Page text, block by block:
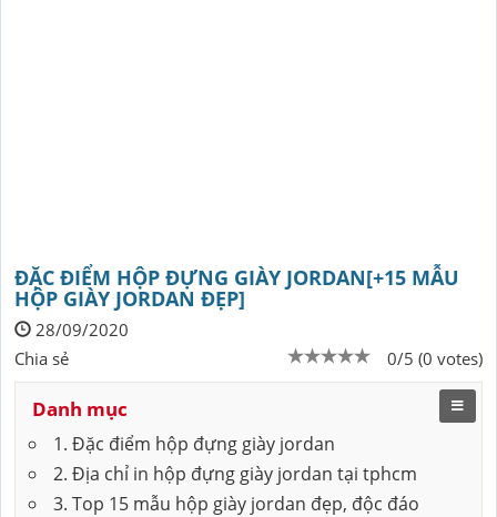
ĐẶC ĐIỂM HỘP ĐỰNG GIÀY JORDAN[+15 MẪU
HỘP GIÀY JORDAN ĐẸP]
28/09/2020
0/5 (0 votes)
Chia sẻ
Danh mục
1. Đặc điểm hộp đựng giày jordan
2. Địa chỉ in hộp đựng giày jordan tại tphcm
3. Top 15 mẫu hộp giày jordan đẹp, độc đáo